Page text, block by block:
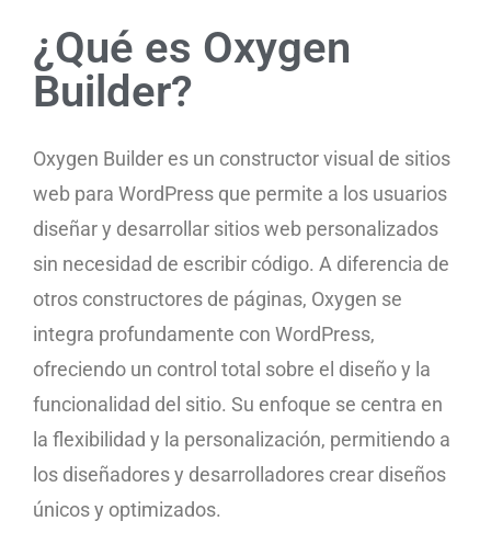
¿Qué es Oxygen
Builder?
Oxygen Builder es un constructor visual de sitios
web para WordPress que permite a los usuarios
diseñar y desarrollar sitios web personalizados
sin necesidad de escribir código. A diferencia de
otros constructores de páginas, Oxygen se
integra profundamente con WordPress,
ofreciendo un control total sobre el diseño y la
funcionalidad del sitio. Su enfoque se centra en
la flexibilidad y la personalización, permitiendo a
los diseñadores y desarrolladores crear diseños
únicos y optimizados.